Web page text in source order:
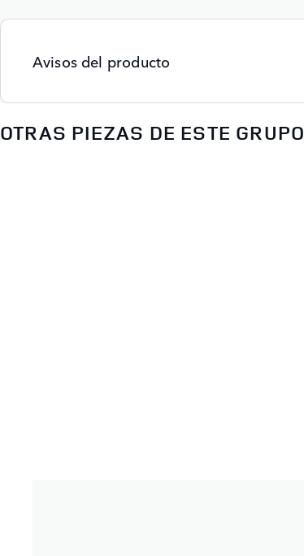
Avisos del producto
OTRAS PIEZAS DE ESTE GRUPO